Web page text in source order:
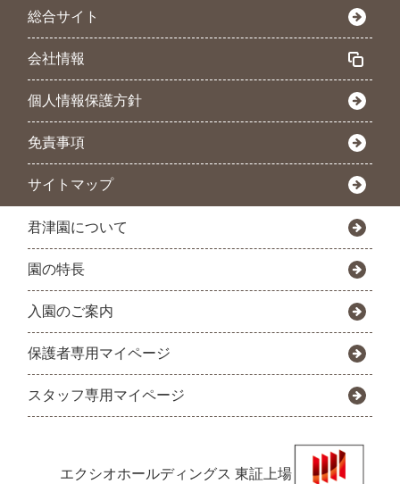
総合サイト
会社情報
個人情報保護方針
免責事項
サイトマップ
君津園について
園の特長
入園のご案内
保護者専用マイページ
スタッフ専用マイページ
エクシオホールディングス 東証上場